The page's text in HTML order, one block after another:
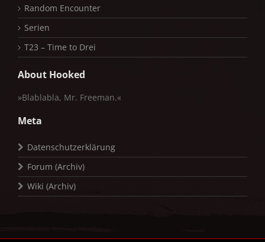
Random Encounter
Serien
T23 – Time to Drei
About Hooked
»Blablabla, Mr. Freeman.«
Meta
Datenschutzerklärung
Forum (Archiv)
Wiki (Archiv)